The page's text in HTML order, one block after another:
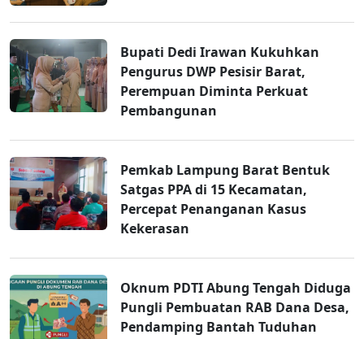
Bupati Dedi Irawan Kukuhkan
Pengurus DWP Pesisir Barat,
Perempuan Diminta Perkuat
Pembangunan
Pemkab Lampung Barat Bentuk
Satgas PPA di 15 Kecamatan,
Percepat Penanganan Kasus
Kekerasan
Oknum PDTI Abung Tengah Diduga
Pungli Pembuatan RAB Dana Desa,
Pendamping Bantah Tuduhan